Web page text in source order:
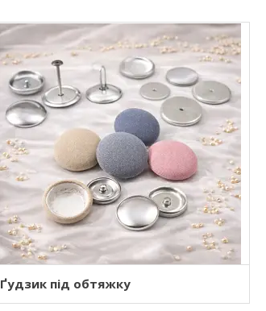
Ґудзик під обтяжку